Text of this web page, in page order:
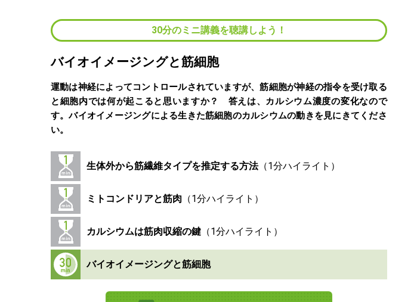
30分のミニ講義を聴講しよう！
バイオイメージングと筋細胞
運動は神経によってコントロールされていますが、筋細胞が神経の指令を受け取る
と細胞内では何が起こると思いますか？ 答えは、カルシウム濃度の変化なので
す。バイオイメージングによる生きた筋細胞のカルシウムの動きを見にきてくださ
い。
生体外から筋繊維タイプを推定する方法
ミトコンドリアと筋肉
カルシウムは筋肉収縮の鍵
バイオイメージングと筋細胞